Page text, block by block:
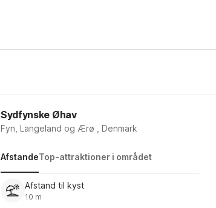
Sydfynske Øhav
Fyn, Langeland og Ærø , Denmark
AfstandeTop-attraktioner i området
Afstand til kyst
10 m